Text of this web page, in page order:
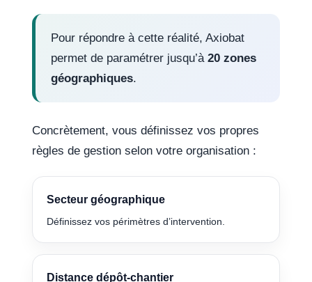
Pour répondre à cette réalité, Axiobat
permet de paramétrer jusqu’à20 zones
géographiques.
Concrètement, vous définissez vos propres
règles de gestion selon votre organisation :
Secteur géographique
Définissez vos périmètres d’intervention.
Distance dépôt-chantier